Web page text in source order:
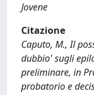
Jovene
Citazione
Caputo, M., Il
dubbio' sugli
preliminare, in
probatorio e